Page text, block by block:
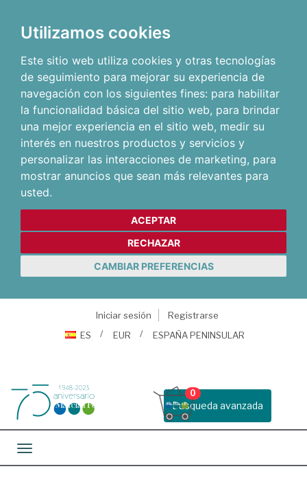
Utilizamos cookies
Este sitio web utiliza cookies y otras tecnologías
de seguimiento para mejorar su experiencia de
navegación con los siguientes fines: para habilitar
la funcionalidad básica del sitio web, para brindar
una mejor experiencia en el sitio web, medir su
interés en nuestros productos y servicios y
personalizar las interacciones de marketing, para
mostrar anuncios que sean más relevantes para
usted.
ACEPTAR
RECHAZAR
CAMBIAR PREFERENCIAS
Iniciar sesión
Registrarse
ES
EUR ESPAÑA PENINSULAR
Busqueda avanzada
0
Toggle navigation